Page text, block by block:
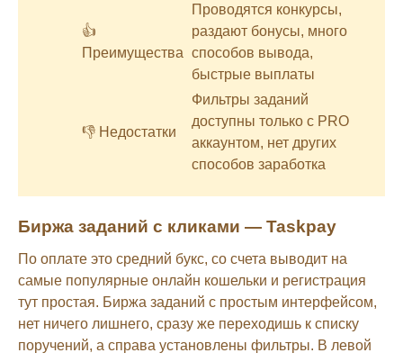
👍
Преимущества
Проводятся конкурсы,
раздают бонусы, много
способов вывода,
быстрые выплаты
👎 Недостатки
Фильтры заданий
доступны только с PRO
аккаунтом, нет других
способов заработка
Биржа заданий с кликами — Taskpay
По оплате это средний букс, со счета выводит на
самые популярные онлайн кошельки и регистрация
тут простая. Биржа заданий с простым интерфейсом,
нет ничего лишнего, сразу же переходишь к списку
поручений, а справа установлены фильтры. В левой